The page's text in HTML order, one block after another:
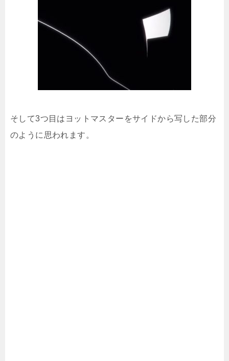
そして3つ目はヨットマスターをサイドから写した部分
のように思われます。